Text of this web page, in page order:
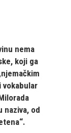
nema
koji ga
vokabular
naziva, od